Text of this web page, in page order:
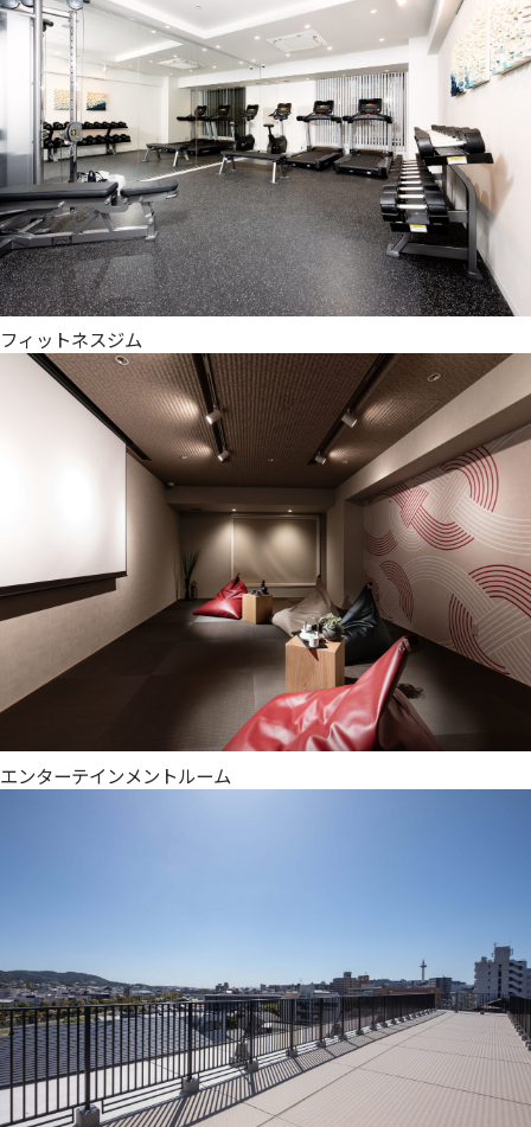
フィットネスジム
エンターテインメントルーム